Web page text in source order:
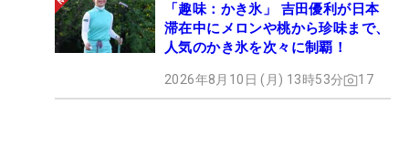
「趣味：かき氷」 吉田優利が日本
滞在中にメロンや桃から珍味まで、
人気のかき氷を次々に制覇！
2026年8月10日 (月) 13時53分 17